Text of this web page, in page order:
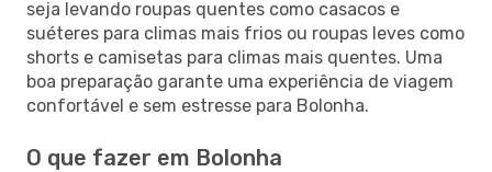
seja levando roupas quentes como casacos e
suéteres para climas mais frios ou roupas leves como
shorts e camisetas para climas mais quentes. Uma
boa preparação garante uma experiência de viagem
confortável e sem estresse para Bolonha.
O que fazer em Bolonha